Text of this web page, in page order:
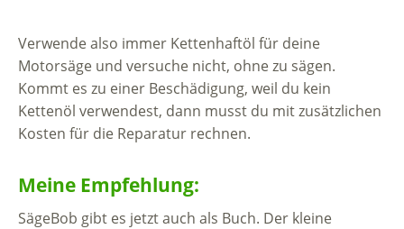
Verwende also immer Kettenhaftöl für deine
Motorsäge und versuche nicht, ohne zu sägen.
Kommt es zu einer Beschädigung, weil du kein
Kettenöl verwendest, dann musst du mit zusätzlichen
Kosten für die Reparatur rechnen.
Meine Empfehlung:
SägeBob gibt es jetzt auch als Buch. Der kleine